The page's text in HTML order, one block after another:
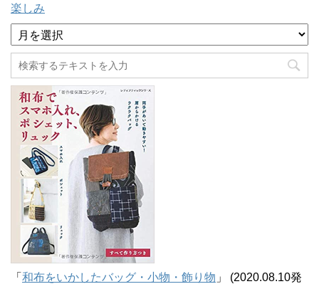
楽しみ
ア
ー
カ
イ
ブ
「 和布をいかしたバッグ・小物・飾り物 」 (2020.08.10発